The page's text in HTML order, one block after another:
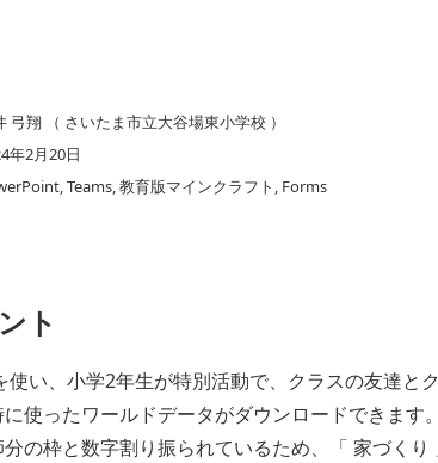
弓翔 （ さいたま市立大谷場東小学校 ）
年2月20日
Teams, 教育版マインクラフト, Forms
ト
い、小学2年生が特別活動で、クラスの友達と
使ったワールドデータがダウンロードできます。
の枠と数字割り振られているため、「 家づく